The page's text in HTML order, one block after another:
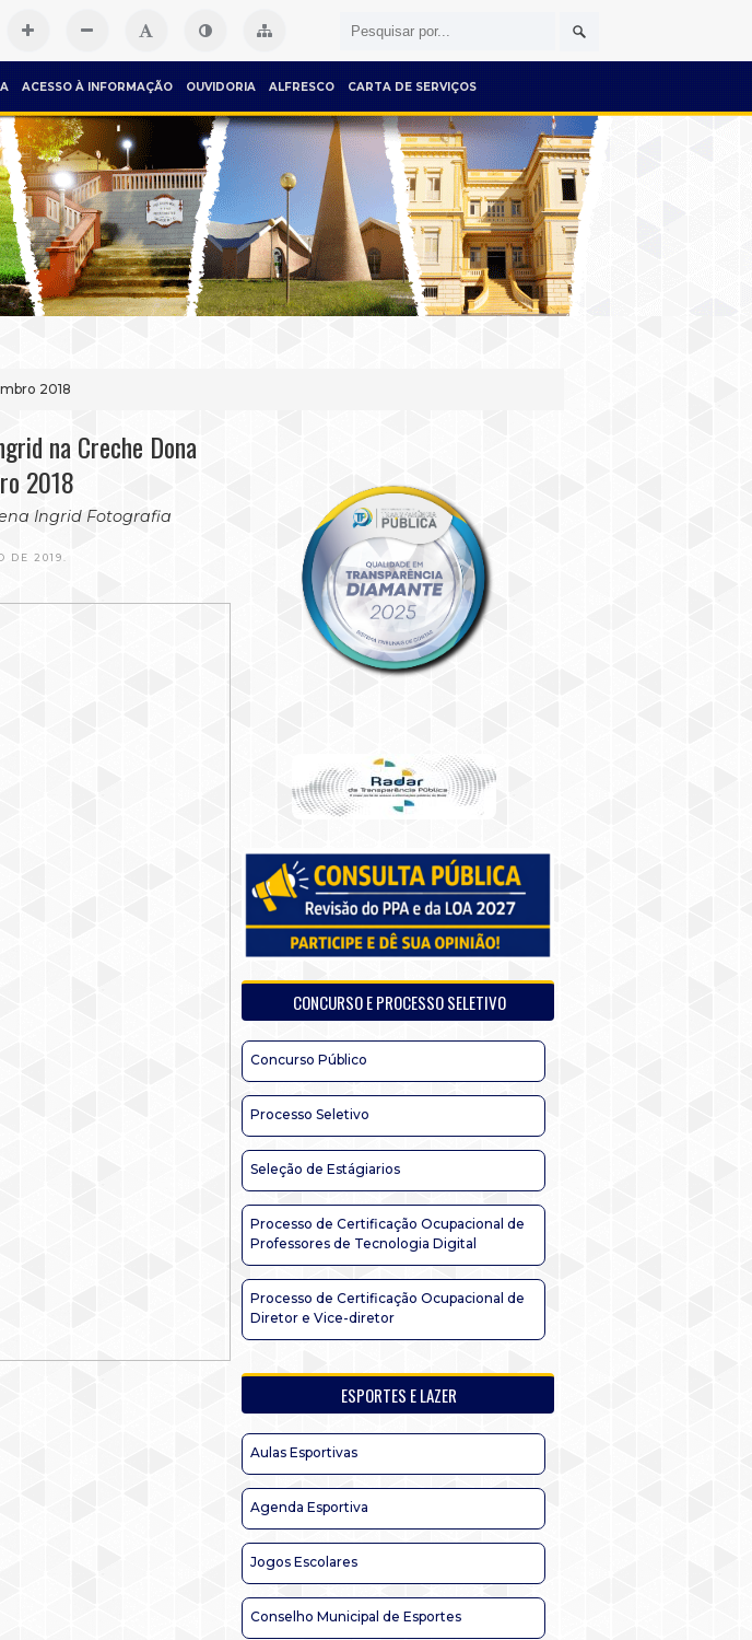
ACESSO À INFORMAÇÃO OUVIDORIA ALFRESCO CARTA DE SERVIÇOS
2018
na Creche Dona
2018
Ingrid Fotografia
DE 2019.
CONCURSO E PROCESSO SELETIVO
Concurso Público
Processo Seletivo
Seleção de Estágiarios
Processo de Certificação Ocupacional de
Professores de Tecnologia Digital
Processo de Certificação Ocupacional de
Diretor e Vice-diretor
ESPORTES E LAZER
Aulas Esportivas
Agenda Esportiva
Jogos Escolares
Conselho Municipal de Esportes